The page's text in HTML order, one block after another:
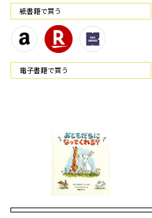
紙書籍で買う
電⼦書籍で買う